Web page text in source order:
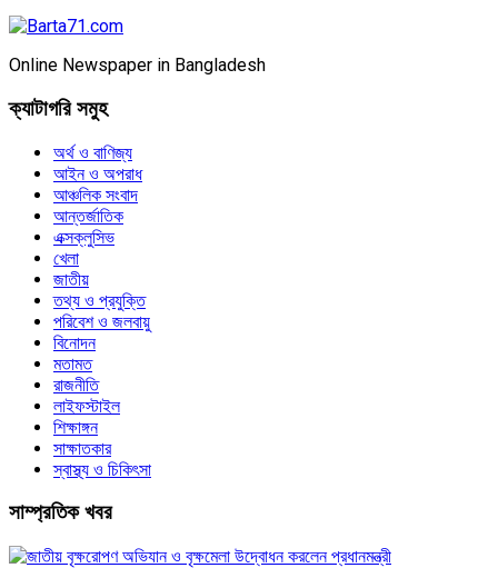
Online Newspaper in Bangladesh
ক্যাটাগরি সমুহ
অর্থ ও বাণিজ্য
আইন ও অপরাধ
আঞ্চলিক সংবাদ
আন্তর্জাতিক
এক্সক্লুসিভ
খেলা
জাতীয়
তথ্য ও প্রযুক্তি
পরিবেশ ও জলবায়ু
বিনোদন
মতামত
রাজনীতি
লাইফস্টাইল
শিক্ষাঙ্গন
সাক্ষাতকার
স্বাস্থ্য ও চিকিৎসা
সাম্প্রতিক খবর